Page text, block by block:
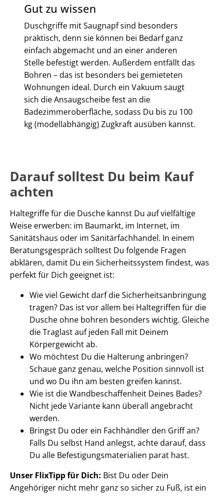
Gut zu wissen
Duschgriffe mit Saugnapf sind besonders
praktisch, denn sie können bei Bedarf ganz
einfach abgemacht und an einer anderen
Stelle befestigt werden. Außerdem entfällt das
Bohren – das ist besonders bei gemieteten
Wohnungen ideal. Durch ein Vakuum saugt
sich die Ansaugscheibe fest an die
Badezimmeroberfläche, sodass Du bis zu 100
kg (modellabhängig) Zugkraft ausüben kannst.
Darauf solltest Du beim Kauf
achten
Haltegriffe für die Dusche kannst Du auf vielfältige
Weise erwerben: im Baumarkt, im Internet, im
Sanitätshaus oder im Sanitärfachhandel. In einem
Beratungsgespräch solltest Du folgende Fragen
abklären, damit Du ein Sicherheitssystem findest, was
perfekt für Dich geeignet ist:
Wie viel Gewicht darf die Sicherheitsanbringung
tragen? Das ist vor allem bei Haltegriffen für die
Dusche ohne bohren besonders wichtig. Gleiche
die Traglast auf jeden Fall mit Deinem
Körpergewicht ab.
Wo möchtest Du die Halterung anbringen?
Schaue ganz genau, welche Position sinnvoll ist
und wo Du ihn am besten greifen kannst.
Wie ist die Wandbeschaffenheit Deines Bades?
Nicht jede Variante kann überall angebracht
werden.
Bringst Du oder ein Fachhändler den Griff an?
Falls Du selbst Hand anlegst, achte darauf, dass
Du alle Befestigungsmaterialien parat hast.
Unser FlixTipp für Dich: Bist Du oder Dein
Angehöriger nicht mehr ganz so sicher zu Fuß, ist ein